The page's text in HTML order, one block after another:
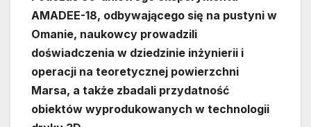
AMADEE-18, odbywającego się na pustyni w
Omanie, naukowcy prowadzili
doświadczenia w dziedzinie inżynierii i
operacji na teoretycznej powierzchni
Marsa, a także zbadali przydatność
obiektów wyprodukowanych w technologii